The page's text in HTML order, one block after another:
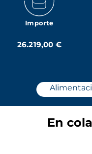
Importe
26.219,00 €
En